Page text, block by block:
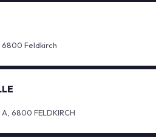
6800 Feldkirch
A, 6800 FELDKIRCH